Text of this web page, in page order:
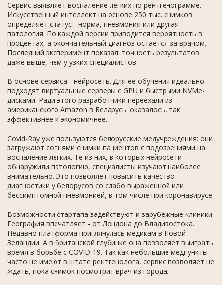
Сервис выявляет воспаление легких по рентгенограмме.
Искусственный интеллект на основе 250 тыс. снимков
определяет статус - норма, пневмония или другая
патология. По каждой версии приводится вероятность в
процентах, а окончательный диагноз остается за врачом.
Последний эксперимент показал: точность результатов
даже выше, чем у узких специалистов.
В основе сервиса - нейросеть. Для ее обучения идеально
подходят виртуальные серверы с GPU и быстрыми NVMe-
дисками. Ради этого разработчики переехали из
американского Amazon в Беларусь: оказалось, так
эффективнее и экономичнее.
Covid-Ray уже пользуются белорусские медучреждения: они
загружают сотнями снимки пациентов с подозрениями на
воспаление легких. Те из них, в которых нейросети
обнаружили патологию, специалисты изучают наиболее
внимательно. Это позволяет повысить качество
диагностики у белорусов со слабо выраженной или
бессимптомной пневмонией, в том числе при коронавирусе.
Возможности стартапа задействуют и зарубежные клиники.
География впечатляет - от Лондона до Владивостока.
Недавно платформа приглянулась медикам в Новой
Зеландии. А в британской глубинке она позволяет выиграть
время в борьбе с COVID-19. Так как небольшие медпункты
часто не имеют в штате рентгенолога, сервис позволяет не
ждать, пока снимок посмотрит врач из города.